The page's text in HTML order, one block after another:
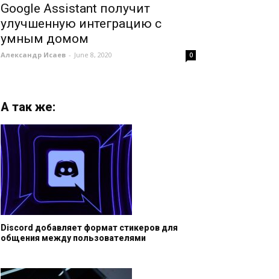
Google Assistant получит
улучшенную интеграцию с
умным домом
Александр Исаев - June 8, 2020 0
А так же:
Discord добавляет формат стикеров для
общения между пользователями